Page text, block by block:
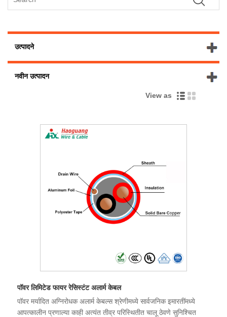
उत्पादने
नवीन उत्पादन
View as
पॉवर लिमिटेड फायर रेसिस्टंट अलार्म केबल
पॉवर मर्यादित अग्निरोधक अलार्म केबल्स श्रेणीमध्ये सार्वजनिक इमारतींमध्ये
आपत्कालीन प्रणाल्या काही अत्यंत तीव्र परिस्थितीत चालू ठेवणे सुनिश्चित